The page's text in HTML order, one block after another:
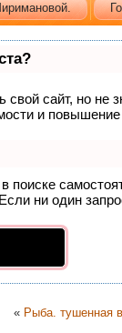
сайт, но не
и
поиске
ни один
« Рыба. тушенная